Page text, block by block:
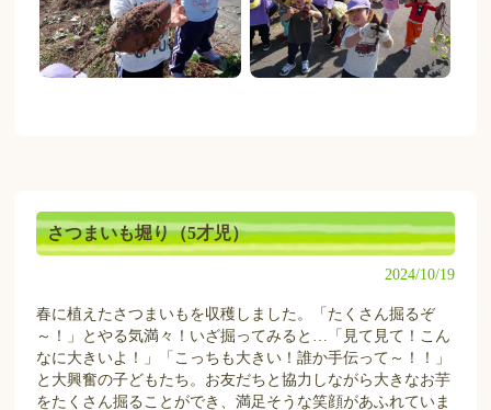
さつまいも堀り（5才児）
2024/10/19
春に植えたさつまいもを収穫しました。「たくさん掘るぞ
～！」とやる気満々！いざ掘ってみると…「見て見て！こん
なに大きいよ！」「こっちも大きい！誰か手伝って～！！」
と大興奮の子どもたち。お友だちと協力しながら大きなお芋
をたくさん掘ることができ、満足そうな笑顔があふれていま